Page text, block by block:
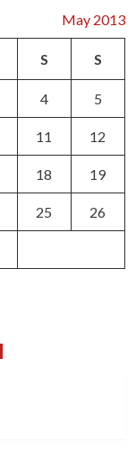
May 2013
S S
4 5
11 12
18 19
25 26